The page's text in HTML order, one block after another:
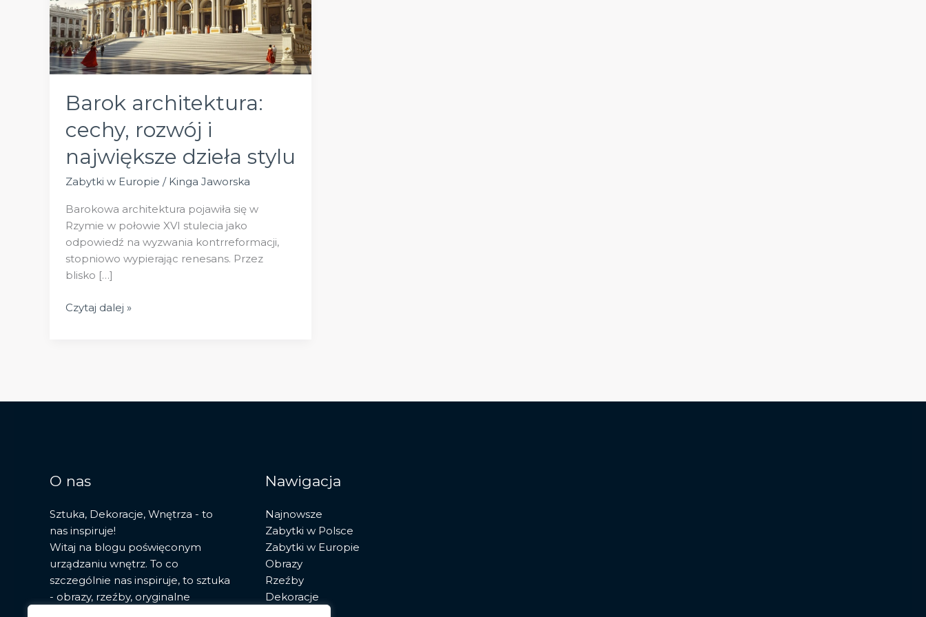
Barok architektura:
cechy, rozwój i
największe dzieła stylu
Zabytki w Europie / Kinga Jaworska
Barokowa architektura pojawiła się w
Rzymie w połowie XVI stulecia jako
odpowiedź na wyzwania kontrreformacji,
stopniowo wypierając renesans. Przez
blisko […]
Barok
dzieła
Czytaj dalej »
O nas
Sztuka, Dekoracje, Wnętrza - to
nas inspiruje!
Witaj na blogu poświęconym
urządzaniu wnętrz. To co
szczególnie nas inspiruje, to sztuka
- obrazy, rzeźby, oryginalne
Nawigacja
Najnowsze
Zabytki w Polsce
Zabytki w Europie
Obrazy
Rzeźby
Dekoracje